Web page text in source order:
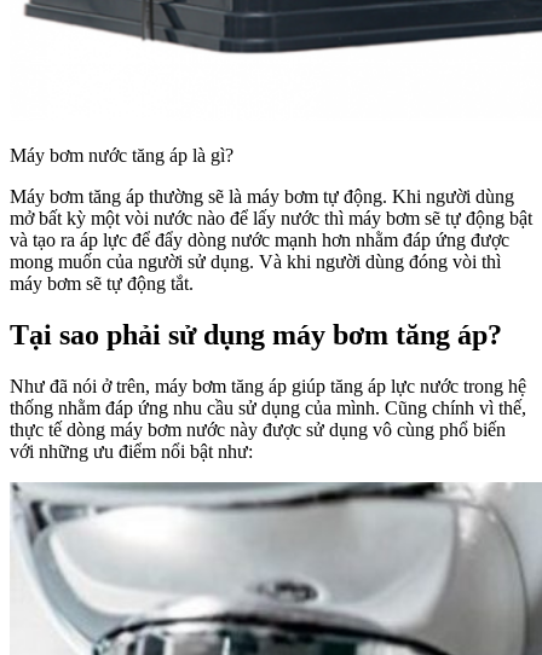
Máy bơm nước tăng áp là gì?
Máy bơm tăng áp thường sẽ là máy bơm tự động. Khi người dùng
mở bất kỳ một vòi nước nào để lấy nước thì máy bơm sẽ tự động bật
và tạo ra áp lực để đẩy dòng nước mạnh hơn nhằm đáp ứng được
mong muốn của người sử dụng. Và khi người dùng đóng vòi thì
máy bơm sẽ tự động tắt.
Tại sao phải sử dụng máy bơm tăng áp?
Như đã nói ở trên, máy bơm tăng áp giúp tăng áp lực nước trong hệ
thống nhằm đáp ứng nhu cầu sử dụng của mình. Cũng chính vì thế,
thực tế dòng máy bơm nước này được sử dụng vô cùng phổ biến
với những ưu điểm nổi bật như: